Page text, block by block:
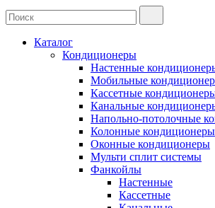
Каталог
Кондиционеры
Настенные
Мобильные
Кассетные
Канальные
Напольно-потолочные
Колонные кондиционеры
Оконные кондиционеры
Мульти сплит системы
Фанкойлы
Настенные
Кассетные